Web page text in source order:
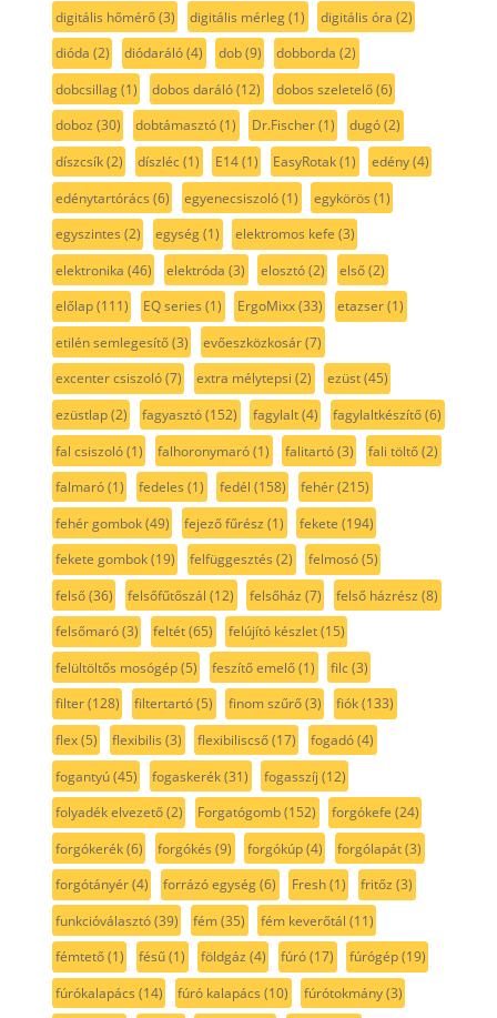
digitális hőmérő(3) digitális mérleg(1) digitális óra (2)
dióda (2) diódaráló(4) dob(9) dobborda (2)
dobcsillag(1) dobos daráló(12) dobos szeletelő(6)
doboz (30) dobtámasztó(1) Dr.Fischer(1) dugó(2)
díszcsík(2) díszléc(1) E14(1) EasyRotak(1) edény(4)
edénytartórács (6) egyenecsiszoló(1) egykörös (1)
egyszintes (2) egység(1) elektromos kefe (3)
elektronika (46) elektróda (3) elosztó(2) első(2)
előlap(111) EQ series (1) ErgoMixx(33) etazser(1)
etilén semlegesítő(3) evőeszközkosár(7)
excenter csiszoló(7) extra mélytepsi (2) ezüst(45)
ezüstlap(2) fagyasztó(152) fagylalt(4) fagylaltkészítő(6)
fal csiszoló(1) falhoronymaró(1) falitartó(3) fali töltő(2)
falmaró(1) fedeles (1) fedél (158) fehér(215)
fehér gombok(49) fejező fűrész (1) fekete (194)
fekete gombok(19) felfüggesztés (2) felmosó(5)
felső(36) felsőfűtőszál (12) felsőház (7) felső házrész (8)
felsőmaró(3) feltét(65) felújító készlet(15)
felültöltős mosógép(5) feszítő emelő(1) filc(3)
filter(128) filtertartó(5) finom szűrő(3) fiók(133)
flex(5) flexibilis (3) flexibiliscső(17) fogadó(4)
fogantyú(45) fogaskerék(31) fogasszíj (12)
folyadék elvezető(2) Forgatógomb(152) forgókefe (24)
forgókerék(6) forgókés (9) forgókúp(4) forgólapát(3)
forgótányér(4) forrázó egység(6) Fresh(1) fritőz (3)
funkcióválasztó(39) fém(35) fém keverőtál (11)
fémtető(1) fésű(1) földgáz (4) fúró(17) fúrógép(19)
fúrókalapács (14) fúró kalapács (10) fúrótokmány(3)